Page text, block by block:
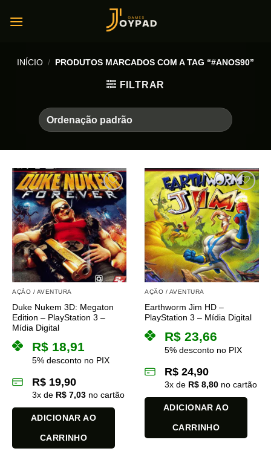
INÍCIO / PRODUTOS MARCADOS COM A TAG “#ANOS90”
FILTRAR
AÇÃO / AVENTURA
Duke Nukem 3D: Megaton
Edition – PlayStation 3 –
Mídia Digital
R$ 18,91
5% desconto no PIX
R$ 19,90
3x de R$ 7,03 no cartão
ADICIONAR AO
CARRINHO
AÇÃO / AVENTURA
Earthworm Jim HD –
PlayStation 3 – Mídia Digital
R$ 23,66
5% desconto no PIX
R$ 24,90
3x de R$ 8,80 no cartão
ADICIONAR AO
CARRINHO